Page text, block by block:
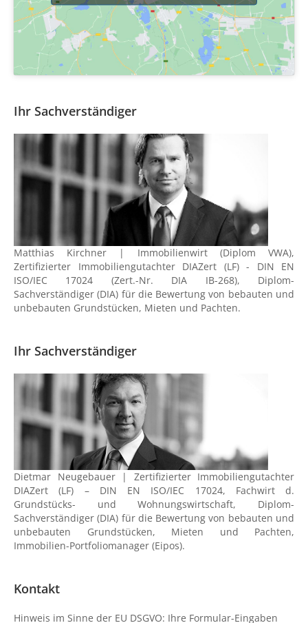
Ihr Sachverständiger
Matthias Kirchner | Immobilienwirt (Diplom VWA),
Zertifizierter Immobiliengutachter DIAZert (LF) - DIN EN
ISO/IEC 17024 (Zert.-Nr. DIA IB-268), Diplom-
Sachverständiger (DIA) für die Bewertung von bebauten und
unbebauten Grundstücken, Mieten und Pachten.
Ihr Sachverständiger
Dietmar Neugebauer | Zertifizierter Immobiliengutachter
DIAZert (LF) – DIN EN ISO/IEC 17024, Fachwirt d.
Grundstücks- und Wohnungswirtschaft, Diplom-
Sachverständiger (DIA) für die Bewertung von bebauten und
unbebauten Grundstücken, Mieten und Pachten,
Immobilien-Portfoliomanager (Eipos).
Kontakt
Hinweis im Sinne der EU DSGVO: Ihre Formular-Eingaben